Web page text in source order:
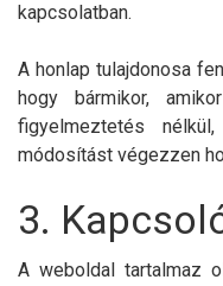
kapcsolatban.
A honlap tulajdonosa
hogy bármikor,
figyelmeztetés
módosítást végezzen
3.
A weboldal tartalmaz